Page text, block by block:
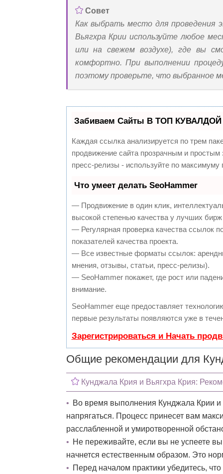
Совет
Как выбрать место для проведения
Вьягхра Крии используйте любое
или на свежем воздухе), где вы
комфортно. При выполнении
поэтому проверьте, что выбранное
Забиваем Сайты В ТОП КУВАЛДОЙ
Каждая ссылка анализируется по трем
продвижение сайта прозрачным и
пресс-релизы - используйте по
Что умеет делать SeoHammer
— Продвижение в один клик,
высокой степенью качества у лучших
— Регулярная проверка качества ссылок
показателей качества проекта.
— Все известные форматы ссылок:
мнения, отзывы, статьи, пресс-релизы).
— SeoHammer покажет, где рост или
внимание.
SeoHammer еще предоставляет
первые результаты появляются уже в
Зарегистрироваться и Начать
Общие рекомендации для
Кунджала Крия и Вьягхра Крия:
Во время выполнения Кунджала Крии и
напрягаться. Процесс принесет вам
расслабленной и умиротворенной
Не переживайте, если вы не успеете
начнется естественным образом. Это
Перед началом практики убедитесь,